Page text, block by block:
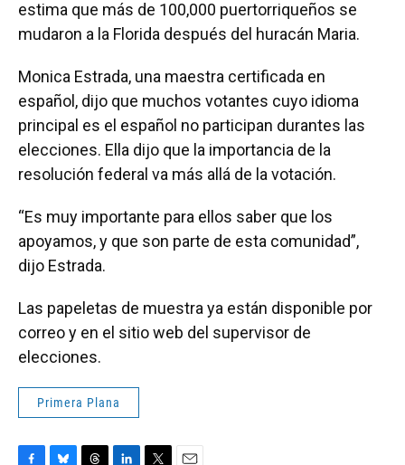
estima que más de 100,000 puertorriqueños se
mudaron a la Florida después del huracán Maria.
Monica Estrada, una maestra certificada en
español, dijo que muchos votantes cuyo idioma
principal es el español no participan durantes las
elecciones. Ella dijo que la importancia de la
resolución federal va más allá de la votación.
“Es muy importante para ellos saber que los
apoyamos, y que son parte de esta comunidad”,
dijo Estrada.
Las papeletas de muestra ya están disponible por
correo y en el sitio web del supervisor de
elecciones.
Primera Plana